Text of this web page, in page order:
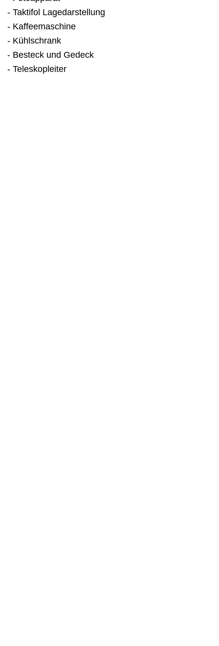
- Taktifol Lagedarstellung
- Kaffeemaschine
- Kühlschrank
- Besteck und Gedeck
- Teleskopleiter